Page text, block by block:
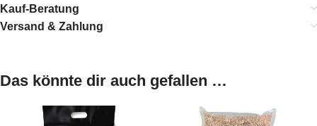
Kauf-Beratung
Versand & Zahlung
Das könnte dir auch gefallen …